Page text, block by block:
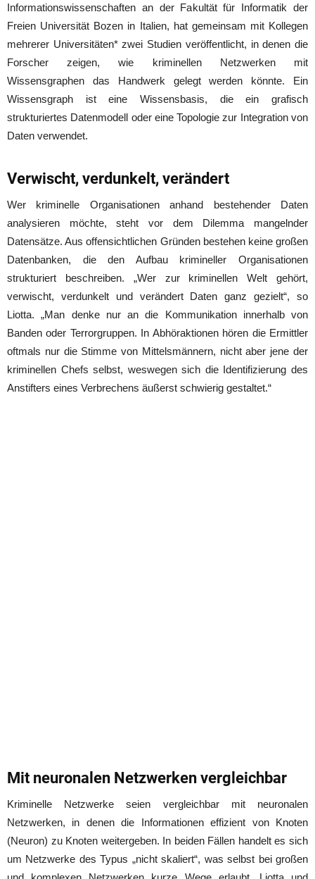
Informationswissenschaften an der Fakultät für Informatik der
Freien Universität Bozen in Italien, hat gemeinsam mit Kollegen
mehrerer Universitäten* zwei Studien veröffentlicht, in denen die
Forscher zeigen, wie kriminellen Netzwerken mit
Wissensgraphen das Handwerk gelegt werden könnte. Ein
Wissensgraph ist eine Wissensbasis, die ein grafisch
strukturiertes Datenmodell oder eine Topologie zur Integration von
Daten verwendet.
Verwischt, verdunkelt, verändert
Wer kriminelle Organisationen anhand bestehender Daten
analysieren möchte, steht vor dem Dilemma mangelnder
Datensätze. Aus offensichtlichen Gründen bestehen keine großen
Datenbanken, die den Aufbau krimineller Organisationen
strukturiert beschreiben. „Wer zur kriminellen Welt gehört,
verwischt, verdunkelt und verändert Daten ganz gezielt“, so
Liotta. „Man denke nur an die Kommunikation innerhalb von
Banden oder Terrorgruppen. In Abhöraktionen hören die Ermittler
oftmals nur die Stimme von Mittelsmännern, nicht aber jene der
kriminellen Chefs selbst, weswegen sich die Identifizierung des
Anstifters eines Verbrechens äußerst schwierig gestaltet.“
Mit neuronalen Netzwerken vergleichbar
Kriminelle Netzwerke seien vergleichbar mit neuronalen
Netzwerken, in denen die Informationen effizient von Knoten
(Neuron) zu Knoten weitergeben. In beiden Fällen handelt es sich
um Netzwerke des Typus „nicht skaliert“, was selbst bei großen